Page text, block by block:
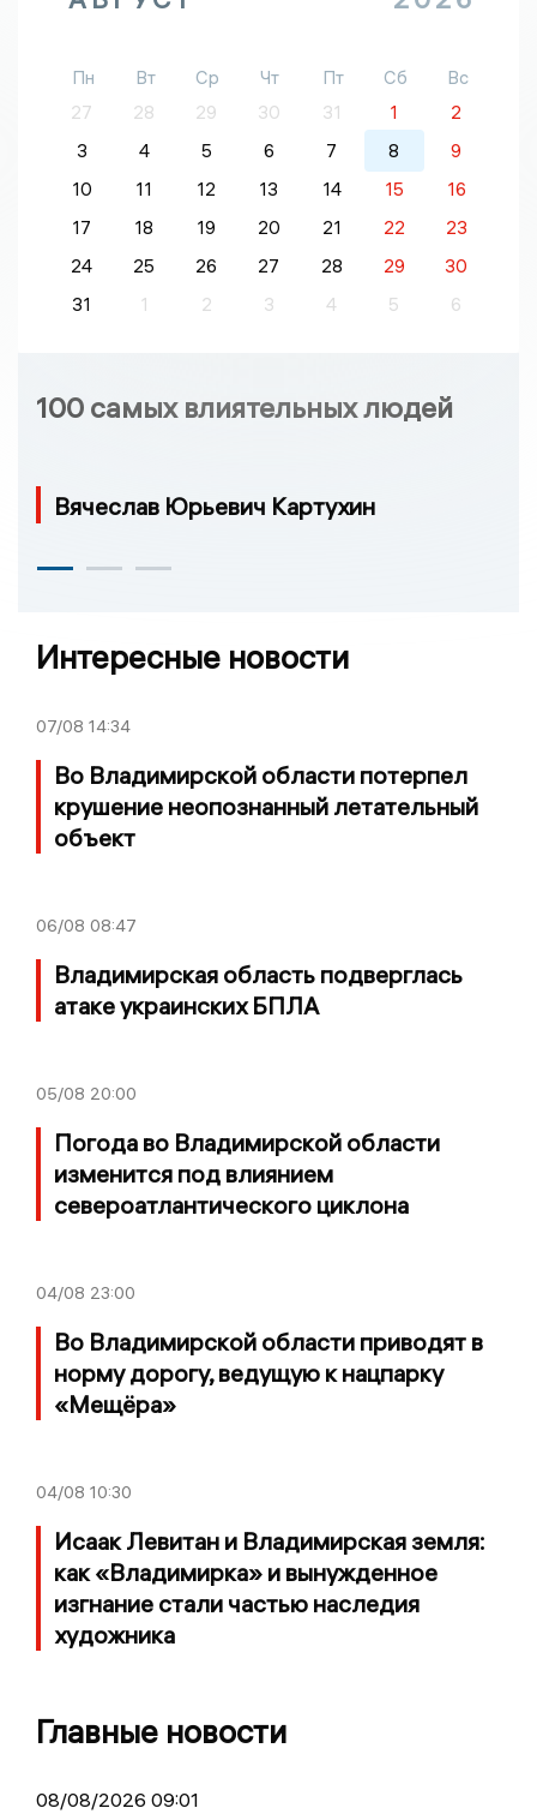
Пн Вт Ср Чт Пт Сб
Вс
27
28 29 30 31 1
2
3
4 5 6 7 8
9
10
11 12 13 14 15
16
17
18 19 20 21 22
23
24
25 26 27 28 29
30
31
1 2 3 4 5 6
100 самых влиятельных людей
Вячеслав Юрьевич Картухин
Интересные новости
07/08 14:34
Во Владимирской области потерпел
крушение неопознанный летательный
объект
06/08 08:47
Владимирская область подверглась
атаке украинских БПЛА
05/08 20:00
Погода во Владимирской области
изменится под влиянием
североатлантического циклона
04/08 23:00
Во Владимирской области приводят в
норму дорогу, ведущую к нацпарку
«Мещёра»
04/08 10:30
Исаак Левитан и Владимирская земля:
как «Владимирка» и вынужденное
изгнание стали частью наследия
художника
Главные новости
08/08/2026 09:01